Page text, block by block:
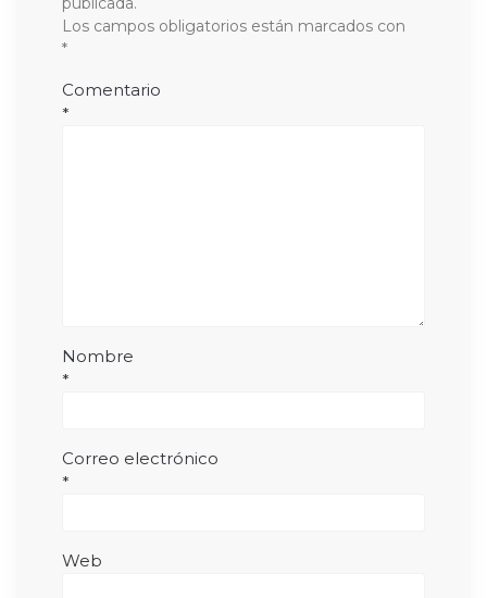
Los campos obligatorios están marcados con
*
Comentario
*
Nombre
*
Correo electrónico
*
Web